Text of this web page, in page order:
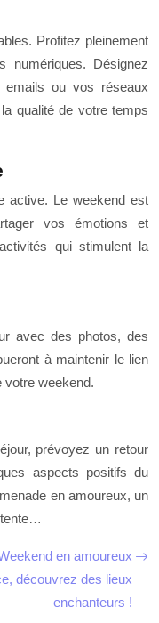
Profitez pleinement
numériques. Désignez
ou vos réseaux
qualité de votre temps
active. Le weekend est
vos émotions et
qui stimulent la
avec des photos, des
à maintenir le lien
votre weekend.
prévoyez un retour
aspects positifs du
en amoureux, un
en amoureux
découvrez des lieux
enchanteurs !